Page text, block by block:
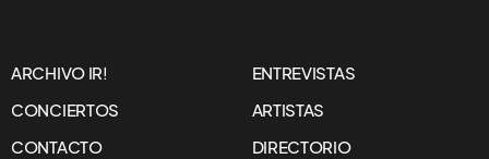
ARCHIVO IR!
ENTREVISTAS
CONCIERTOS
ARTISTAS
CONTACTO
DIRECTORIO